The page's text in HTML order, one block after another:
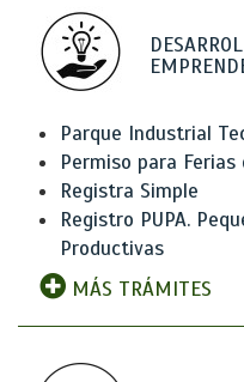
Parque Industrial
Permiso para Ferias
Registra Simple
Registro PUPA.
Productivas
MÁS TRÁMITES